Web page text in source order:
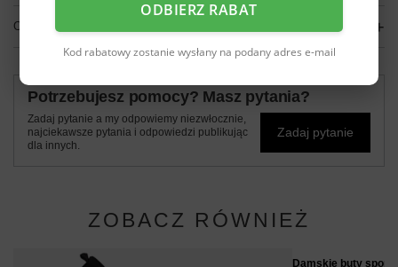
OPINIE
Potrzebujesz pomocy? Masz pytania?
Zadaj pytanie a my odpowiemy niezwłocznie,
najciekawsze pytania i odpowiedzi publikując
dla innych.
Zadaj pytanie
ZOBACZ RÓWNIEŻ
Damskie buty
ODBIERZ RABAT
Kod rabatowy zostanie wysłany na podany adres e-mail